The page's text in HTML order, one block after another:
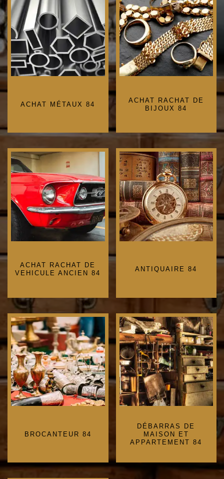
ACHAT MÉTAUX 84
ACHAT RACHAT DE
BIJOUX 84
ACHAT RACHAT DE
VEHICULE ANCIEN 84
ANTIQUAIRE 84
BROCANTEUR 84
DÉBARRAS DE
MAISON ET
APPARTEMENT 84